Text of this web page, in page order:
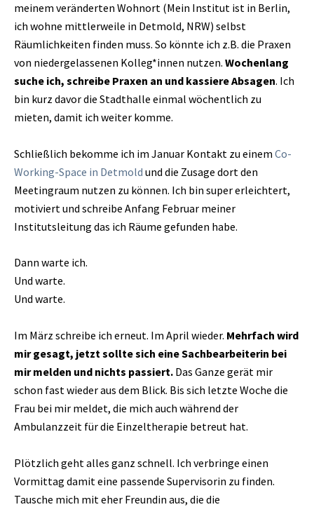
meinem veränderten Wohnort (Mein Institut ist in Berlin,
ich wohne mittlerweile in Detmold, NRW) selbst
Räumlichkeiten finden muss. So könnte ich z.B. die Praxen
von niedergelassenen Kolleg*innen nutzen. Wochenlang
suche ich, schreibe Praxen an und kassiere Absagen. Ich
bin kurz davor die Stadthalle einmal wöchentlich zu
mieten, damit ich weiter komme.
Schließlich bekomme ich im Januar Kontakt zu einem Co-
Working-Space in Detmold und die Zusage dort den
Meetingraum nutzen zu können. Ich bin super erleichtert,
motiviert und schreibe Anfang Februar meiner
Institutsleitung das ich Räume gefunden habe.
Dann warte ich.
Und warte.
Und warte.
Im März schreibe ich erneut. Im April wieder. Mehrfach wird
mir gesagt, jetzt sollte sich eine Sachbearbeiterin bei
mir melden und nichts passiert. Das Ganze gerät mir
schon fast wieder aus dem Blick. Bis sich letzte Woche die
Frau bei mir meldet, die mich auch während der
Ambulanzzeit für die Einzeltherapie betreut hat.
Plötzlich geht alles ganz schnell. Ich verbringe einen
Vormittag damit eine passende Supervisorin zu finden.
Tausche mich mit eher Freundin aus, die die